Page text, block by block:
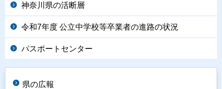
神奈川県の活断層
令和7年度 公立中学校等卒業者の進路の状況
パスポートセンター
県の広報